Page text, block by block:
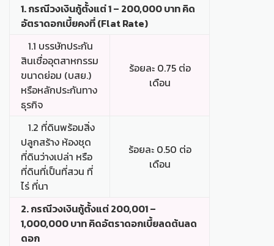
1. กรณีวงเงินกู้ตั้งแต่ 1 – 200,000 บาท คิด
อัตราดอกเบี้ยคงที่ (Flat Rate)
1.1 บรรษัทประกัน
สินเชื่ออุตสาหกรรม
ขนาดย่อม (บสย.)
หรือหลักประกันทาง
ธุรกิจ
ร้อยละ 0.75 ต่อ
เดือน
1.2 ที่ดินพร้อมสิ่ง
ปลูกสร้าง ห้องชุด
ที่ดินว่างเปล่า หรือ
ที่ดินที่เป็นที่สวน ที่
ไร่ ที่นา
ร้อยละ 0.50 ต่อ
เดือน
2. กรณีวงเงินกู้ตั้งแต่ 200,001 –
1,000,000 บาท คิดอัตราดอกเบี้ยลดต้นลด
ดอก